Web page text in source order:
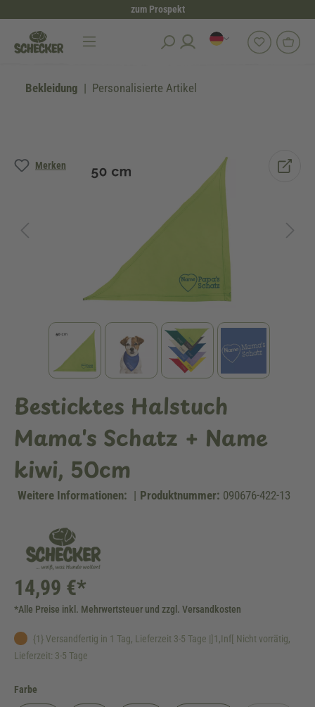
zum Prospekt
Bekleidung Personalisierte Artikel
Merken
Bildergalerie überspringen
Besticktes Halstuch
Mama's Schatz + Name
kiwi, 50cm
Weitere Informationen: | Produktnummer: 090676-422-13
14,99 €*
*Alle Preise inkl. Mehrwertsteuer und zzgl. Versandkosten
{1} Versandfertig in 1 Tag, Lieferzeit 3-5 Tage |]1,Inf[ Nicht vorrätig,
Lieferzeit: 3-5 Tage
Farbe